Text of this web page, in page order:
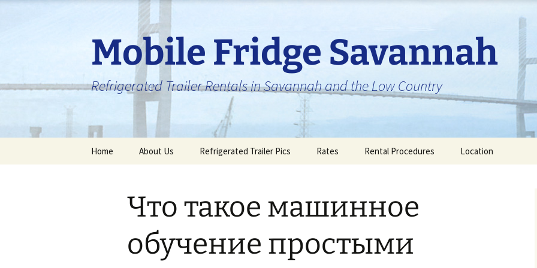
Mobile Fridge Savannah
Refrigerated Trailer Rentals in Savannah and the Low Country
Home About Us Refrigerated Trailer Pics Rates Rental Procedures Location
Что такое машинное
обучение простыми